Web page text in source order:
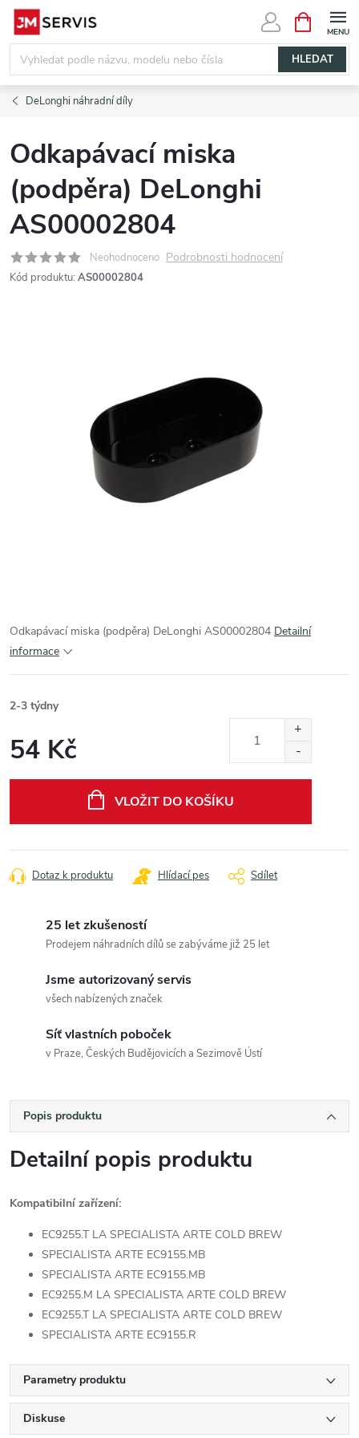
Přejít
obsah
HLEDAT
NÁKUPNÍ
KOŠÍK
DeLonghi náhradní díly
Odkapávací miska
(podpěra) DeLonghi
AS00002804
Neohodnoceno Podrobnosti hodnocení
Kód produktu: AS00002804
Odkapávací miska (podpěra) DeLonghi AS00002804 Detailní
informace
2-3 týdny
54 Kč
VLOŽIT DO KOŠÍKU
Dotaz k produktu Hlídací pes Sdílet
25 let zkušeností
Prodejem náhradních dílů se zabýváme již 25 let
Jsme autorizovaný servis
všech nabízených značek
Síť vlastních poboček
v Praze, Českých Budějovicích a Sezimově Ústí
Popis produktu
Detailní popis produktu
Kompatibilní zařízení:
EC9255.T LA SPECIALISTA ARTE COLD BREW
SPECIALISTA ARTE EC9155.MB
SPECIALISTA ARTE EC9155.MB
EC9255.M LA SPECIALISTA ARTE COLD BREW
EC9255.T LA SPECIALISTA ARTE COLD BREW
SPECIALISTA ARTE EC9155.R
Parametry produktu
Diskuse